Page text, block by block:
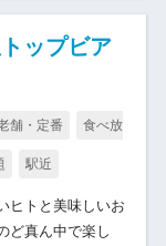
ップビア
舗・定番 食べ放
駅近
ヒトと美味しいお
ど真ん中で楽し